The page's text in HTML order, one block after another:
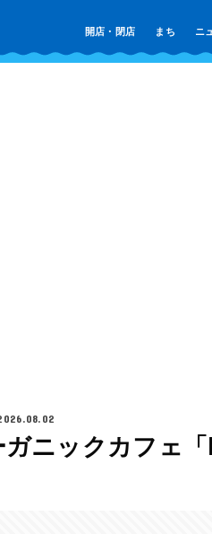
開店・閉店 まち ニ
ニックカフェ